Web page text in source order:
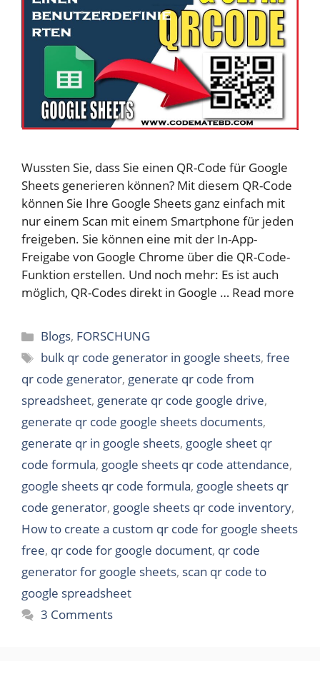
Wussten Sie, dass Sie einen QR-Code für Google
Sheets generieren können? Mit diesem QR-Code
können Sie Ihre Google Sheets ganz einfach mit
nur einem Scan mit einem Smartphone für jeden
freigeben. Sie können eine mit der In-App-
Freigabe von Google Chrome über die QR-Code-
Funktion erstellen. Und noch mehr: Es ist auch
möglich, QR-Codes direkt in Google … Read more
Categories
Blogs, FORSCHUNG
Tags
bulk qr code generator in google sheets,free
qr code generator, generate qr code from
spreadsheet, generate qr code google drive,
generate qr code google sheets documents,
generate qr in google sheets, google sheet qr
code formula, google sheets qr code attendance,
google sheets qr code formula, google sheets qr
code generator, google sheets qr code inventory,
How to create a custom qr code for google sheets
free, qr code for google document, qr code
generator for google sheets, scan qr code to
google spreadsheet
3 Comments